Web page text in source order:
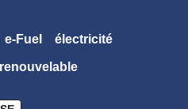
e-Fuel électricité